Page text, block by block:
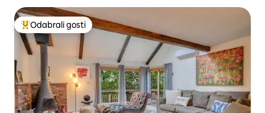
Među najviše rangiranima s oznakom „Odabrali gosti”
Odabrali gosti